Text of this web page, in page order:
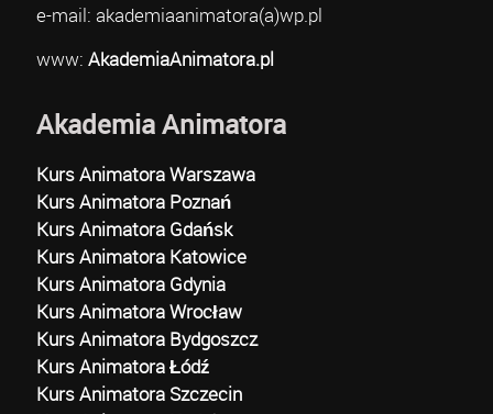
e-mail: akademiaanimatora(a)wp.pl
www: AkademiaAnimatora.pl
Akademia Animatora
Kurs Animatora Warszawa
Kurs Animatora Poznań
Kurs Animatora Gdańsk
Kurs Animatora Katowice
Kurs Animatora Gdynia
Kurs Animatora Wrocław
Kurs Animatora Bydgoszcz
Kurs Animatora Łódź
Kurs Animatora Szczecin